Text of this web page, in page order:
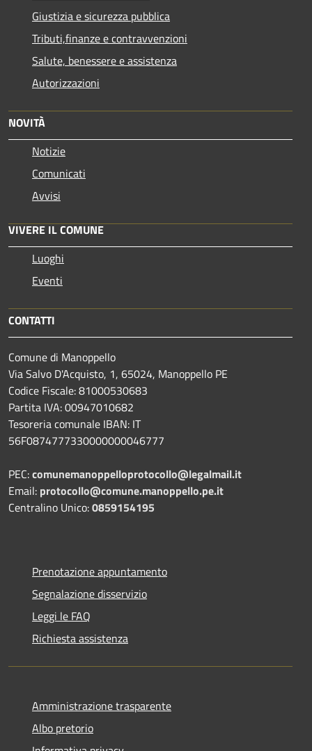
Giustizia e sicurezza pubblica
Tributi,finanze e contravvenzioni
Salute, benessere e assistenza
Autorizzazioni
NOVITÀ
Notizie
Comunicati
Avvisi
VIVERE IL COMUNE
Luoghi
Eventi
CONTATTI
Comune di Manoppello
Via Salvo D'Acquisto, 1, 65024, Manoppello PE
Codice Fiscale: 81000530683
Partita IVA: 00947010682
Tesoreria comunale IBAN: IT
56F0874777330000000046777
PEC:comunemanoppelloprotocollo@legalmail.it
Email: protocollo@comune.manoppello.pe.it
Centralino Unico:0859154195
Prenotazione appuntamento
Segnalazione disservizio
Leggi le FAQ
Richiesta assistenza
Amministrazione trasparente
Albo pretorio